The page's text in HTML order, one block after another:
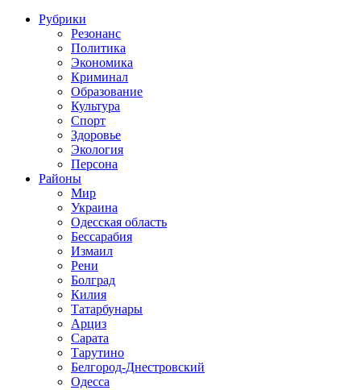
Рубрики
Резонанс
Политика
Экономика
Криминал
Образование
Культура
Спорт
Здоровье
Экология
Персона
Районы
Мир
Украина
Одесская область
Бессарабия
Измаил
Рени
Болград
Килия
Татарбунары
Арциз
Сарата
Тарутино
Белгород-Днестровский
Одесса